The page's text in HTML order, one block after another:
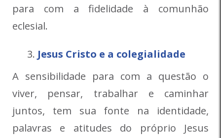
para com a fidelidade à comunhão
eclesial.
Jesus Cristo e a colegialidade
A sensibilidade para com a questão o
viver, pensar, trabalhar e caminhar
juntos, tem sua fonte na identidade,
palavras e atitudes do próprio Jesus